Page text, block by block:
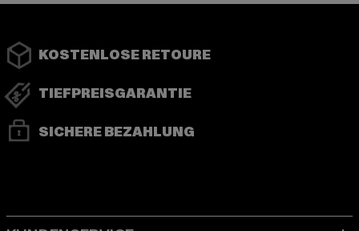
KOSTENLOSE RETOURE
TIEFPREISGARANTIE
SICHERE BEZAHLUNG